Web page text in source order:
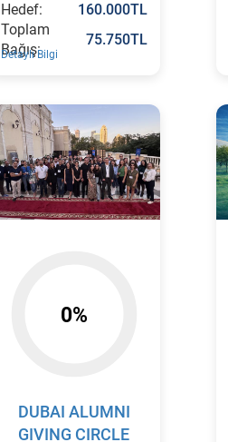
Hedef:
160.000TL
Toplam
Bağış:
75.750TL
Detaylı Bilgi
0%
DUBAI ALUMNI
GIVING CIRCLE